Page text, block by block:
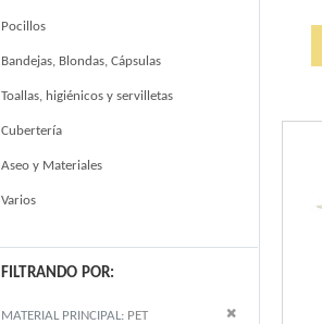
Pocillos
Bandejas, Blondas, Cápsulas
Toallas, higiénicos y servilletas
Cubertería
Aseo y Materiales
Varios
FILTRANDO POR:
MATERIAL PRINCIPAL PET Remove This